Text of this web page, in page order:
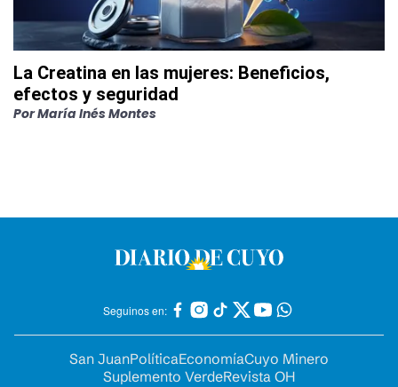
La Creatina en las mujeres: Beneficios,
efectos y seguridad
PorMaría Inés Montes
Seguinos en:
San JuanPolíticaEconomíaCuyo Minero
Suplemento VerdeRevista OH